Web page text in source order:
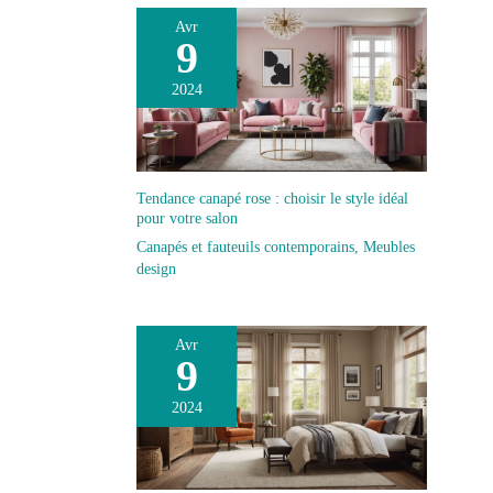
relevable s'ouvre avec fluidité et supporte jusqu'à 10 kg
sur le plateau. Elle offre une surface stable et fiable,
parfaite pour les activités quotidiennes au salon ou le
télétravail. MONTAGE FACILE ET ENTRETIEN
RÉDUIT : Grâce à des pièces clairement identifiées et
à des instructions détaillées, cette table de salon se
monte rapidement. Sa finition en mélamine effet bois
résiste aux taches et se nettoie facilement d'un simple
coup de chiffon, pour un salon soigné avec un
Avr
9
2024
Tendance canapé rose : choisir le style idéal
pour votre salon
Canapés et fauteuils contemporains, Meubles
design
Avr
9
2024